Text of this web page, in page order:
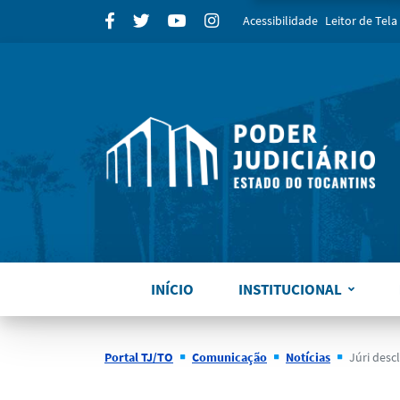
para
FacebookTwitter YoutubeInstagram
Acessibilidade Leitor de Tela
INÍCIO INSTITUCIONAL
Portal TJ/TO Comunicação Notícias Júri desclassifica